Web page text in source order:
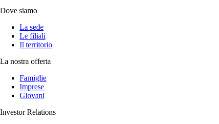
Dove siamo
La sede
Le filiali
Il territorio
La nostra offerta
Famiglie
Imprese
Giovani
Investor Relations